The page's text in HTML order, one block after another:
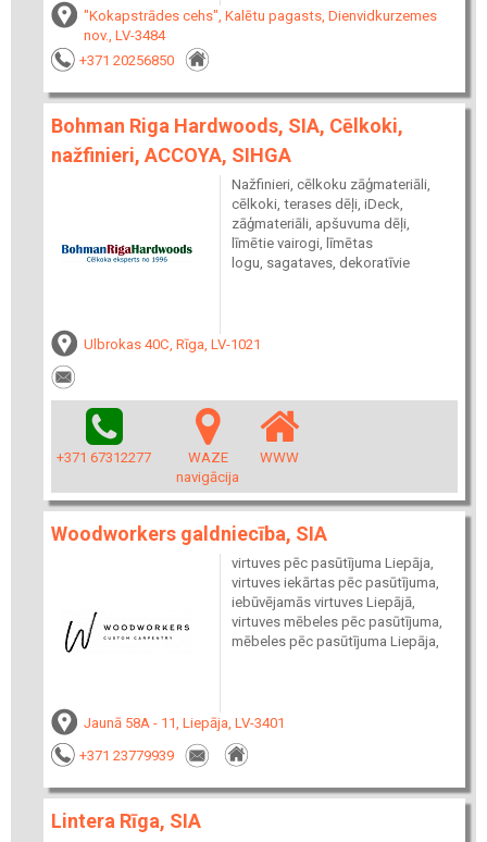
"Kokapstrādes cehs", Kalētu pagasts, Dienvidkurzemes
nov., LV-3484
+371 20256850
Bohman Riga Hardwoods, SIA, Cēlkoki,
nažfinieri, ACCOYA, SIHGA
Nažfinieri, cēlkoku zāģmateriāli,
cēlkoki, terases dēļi, iDeck,
zāģmateriāli, apšuvuma dēļi,
līmētie vairogi, līmētas
logu, sagataves, dekoratīvie
Ulbrokas 40C, Rīga, LV-1021
+371 67312277
WAZE
navigācija
WWW
Woodworkers galdniecība, SIA
virtuves pēc pasūtījuma Liepāja,
virtuves iekārtas pēc pasūtījuma,
iebūvējamās virtuves Liepājā,
virtuves mēbeles pēc pasūtījuma,
mēbeles pēc pasūtījuma Liepāja,
Jaunā 58A - 11, Liepāja, LV-3401
+371 23779939
Lintera Rīga, SIA